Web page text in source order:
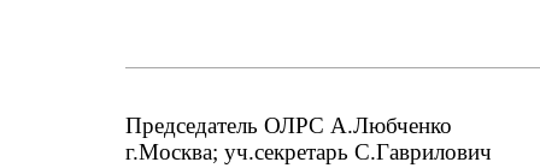
Председатель ОЛРС А.Любченко
г.Москва; уч.секретарь С.Гаврилович